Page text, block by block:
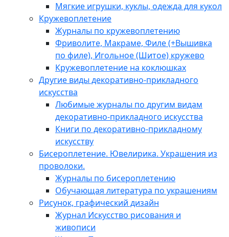
Мягкие игрушки, куклы, одежда для кукол
Кружевоплетение
Журналы по кружевоплетению
Фриволите, Макраме, Филе (+Вышивка
по филе), Игольное (Шитое) кружево
Кружевоплетение на коклюшках
Другие виды декоративно-прикладного
искусства
Любимые журналы по другим видам
декоративно-прикладного искусства
Книги по декоративно-прикладному
искусству
Бисероплетение. Ювелирика. Украшения из
проволоки.
Журналы по бисероплетению
Обучающая литература по украшениям
Рисунок, графический дизайн
Журнал Искусство рисования и
живописи